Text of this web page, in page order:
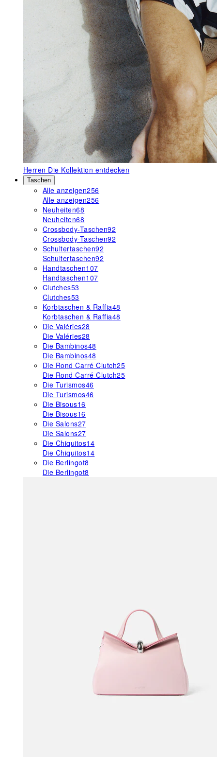
Herren Die Kollektion entdecken
Taschen
Alle anzeigen256
Alle anzeigen256
Neuheiten68
Neuheiten68
Crossbody-Taschen92
Crossbody-Taschen92
Schultertaschen92
Schultertaschen92
Handtaschen107
Handtaschen107
Clutches53
Clutches53
Korbtaschen & Raffia48
Korbtaschen & Raffia48
Die Valéries28
Die Valéries28
Die Bambinos48
Die Bambinos48
Die Rond Carré Clutch25
Die Rond Carré Clutch25
Die Turismos46
Die Turismos46
Die Bisous16
Die Bisous16
Die Salons27
Die Salons27
Die Chiquitos14
Die Chiquitos14
Die Berlingot8
Die Berlingot8